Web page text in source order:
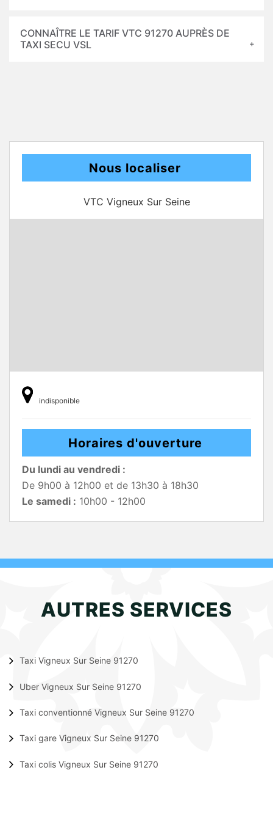
CONNAÎTRE LE TARIF VTC 91270 AUPRÈS DE
TAXI SECU VSL
Nous localiser
VTC Vigneux Sur Seine
indisponible
Horaires d'ouverture
Du lundi au vendredi :
De 9h00 à 12h00 et de 13h30 à 18h30
Le samedi : 10h00 - 12h00
AUTRES SERVICES
Taxi Vigneux Sur Seine 91270
Uber Vigneux Sur Seine 91270
Taxi conventionné Vigneux Sur Seine 91270
Taxi gare Vigneux Sur Seine 91270
Taxi colis Vigneux Sur Seine 91270